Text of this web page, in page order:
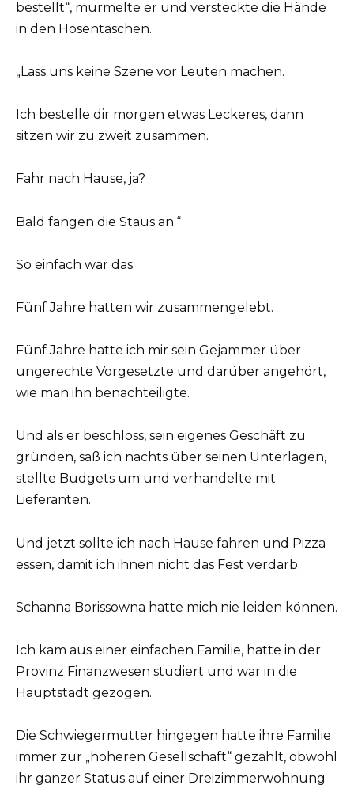
bestellt“, murmelte er und versteckte die Hände
in den Hosentaschen.
„Lass uns keine Szene vor Leuten machen.
Ich bestelle dir morgen etwas Leckeres, dann
sitzen wir zu zweit zusammen.
Fahr nach Hause, ja?
Bald fangen die Staus an.“
So einfach war das.
Fünf Jahre hatten wir zusammengelebt.
Fünf Jahre hatte ich mir sein Gejammer über
ungerechte Vorgesetzte und darüber angehört,
wie man ihn benachteiligte.
Und als er beschloss, sein eigenes Geschäft zu
gründen, saß ich nachts über seinen Unterlagen,
stellte Budgets um und verhandelte mit
Lieferanten.
Und jetzt sollte ich nach Hause fahren und Pizza
essen, damit ich ihnen nicht das Fest verdarb.
Schanna Borissowna hatte mich nie leiden können.
Ich kam aus einer einfachen Familie, hatte in der
Provinz Finanzwesen studiert und war in die
Hauptstadt gezogen.
Die Schwiegermutter hingegen hatte ihre Familie
immer zur „höheren Gesellschaft“ gezählt, obwohl
ihr ganzer Status auf einer Dreizimmerwohnung